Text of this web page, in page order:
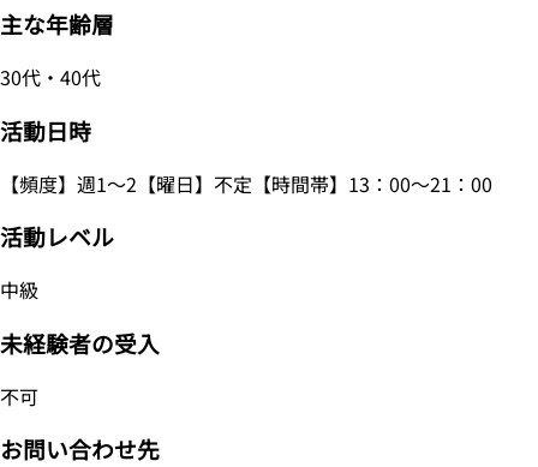
主な年齢層
30代・40代
活動日時
【頻度】週1～2【曜日】不定【時間帯】13：00～21：00
活動レベル
中級
未経験者の受入
不可
お問い合わせ先